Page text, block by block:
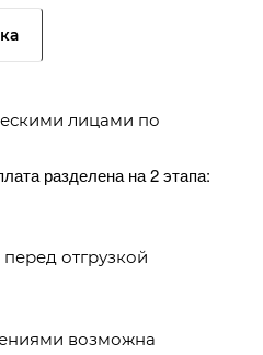
лицами по
разделена на 2 этапа:
перед отгрузкой
возможна